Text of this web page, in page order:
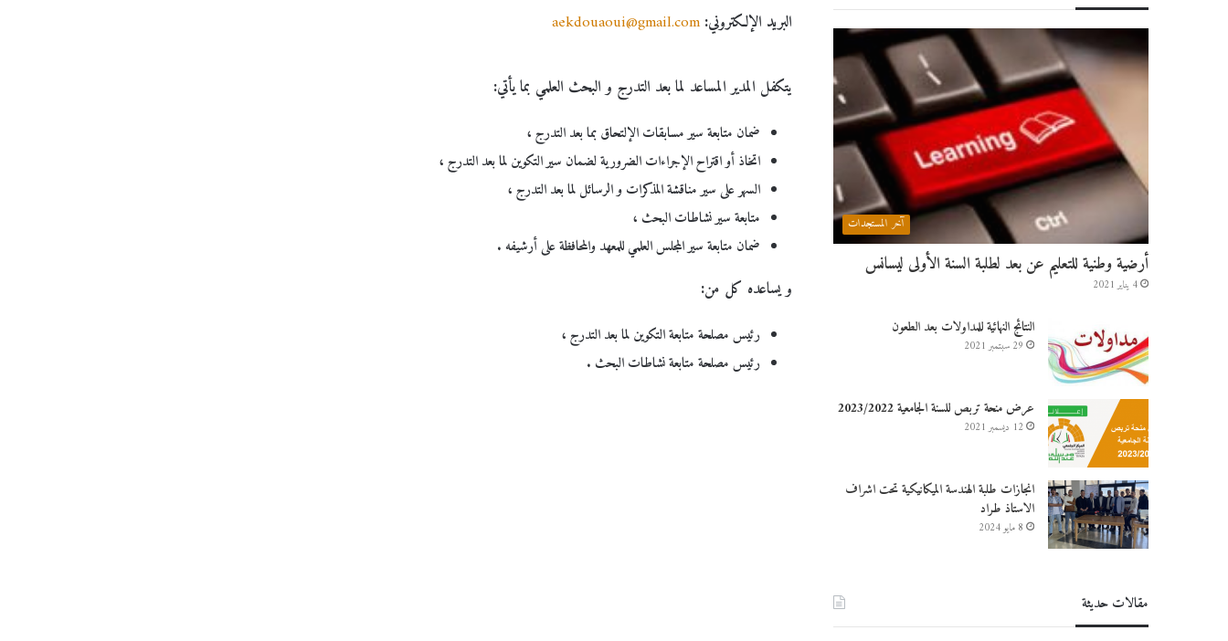
البريد الإلكتروني: aekdouaoui@gmail.com
يتكفل المدير المساعد لما بعد التدرج و البحث العلمي بما يأتي:
ضمان متابعة سير مسابقات الإلتحاق بما بعد التدرج ،
اتخاذ أو اقتراح الإجراءات الضرورية لضمان سير التكوين لما بعد التدرج ،
السهر على سير مناقشة المذكرات و الرسائل لما بعد التدرج ،
متابعة سير نشاطات البحث ،
ضمان متابعة سير المجلس العلمي للمعهد والمحافظة على أرشيفه .
و يساعده كل من:
رئيس مصلحة متابعة التكوين لما بعد التدرج ،
رئيس مصلحة متابعة نشاطات البحث .
آخر المستجدات
أرضية وطنية للتعليم عن بعد لطلبة السنة الأولى ليسانس
4 يناير 2021
النتائج النهائية للمداولات بعد الطعون
29 سبتمبر 2021
عرض منحة تربص للسنة الجامعية 2023/2022
12 ديسمبر 2021
انجازات طلبة الهندسة الميكانيكية تحت اشراف
الاستاذ طراد
8 مايو 2024
مقالات حديثة